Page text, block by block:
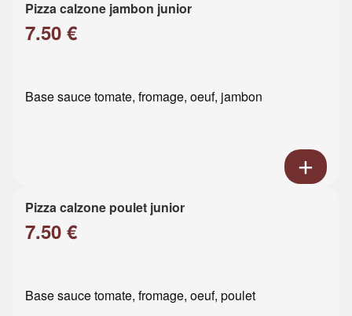
Pizza calzone jambon junior
7.50 €
Base sauce tomate, fromage, oeuf, jambon
Pizza calzone poulet junior
7.50 €
Base sauce tomate, fromage, oeuf, poulet